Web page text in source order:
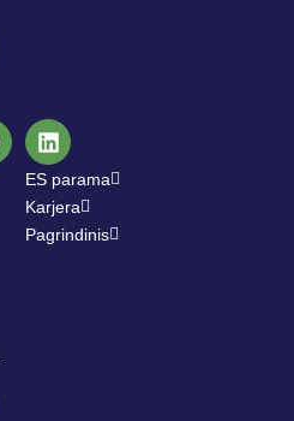
ES parama
Karjera
Pagrindinis